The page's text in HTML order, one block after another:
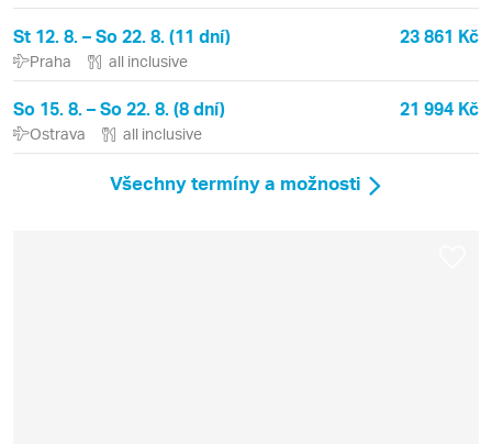
St 12. 8. – So 22. 8. (11 dní) 23 861 Kč
Praha all inclusive
So 15. 8. – So 22. 8. (8 dní) 21 994 Kč
Ostrava all inclusive
Všechny termíny a možnosti